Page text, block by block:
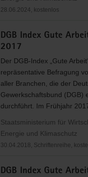
28.06.2024, kostenlos
DGB Index Gute
2017
Der DGB-Index „Gute
repräsentative Befragung
aller Branchen, die der
Gewerkschaftsbund (DGB)
durchführt. Im Frühjahr
Staatsministerium für
Energie und Klimaschutz
30.04.2018, Schriftenreihe,
DGB Index Gute